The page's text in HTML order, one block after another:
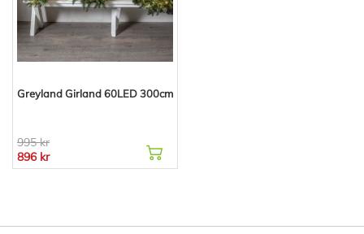
Greyland Girland 60LED 300cm
995 kr
896 kr